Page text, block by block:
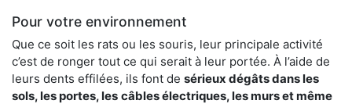
Pour votre environnement
Que ce soit les rats ou les souris, leur principale activité
c’est de ronger tout ce qui serait à leur portée. À l’aide de
leurs dents effilées, ils font de sérieux dégâts dans les
sols, les portes, les câbles électriques, les murs et même